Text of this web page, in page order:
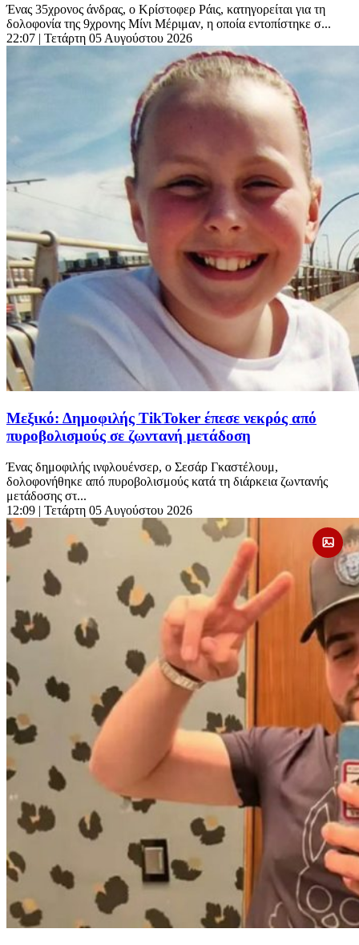
Ένας 35χρονος άνδρας, ο Κρίστοφερ Ράις, κατηγορείται για τη
δολοφονία της 9χρονης Μίνι Μέριμαν, η οποία εντοπίστηκε σ...
22:07 | Τετάρτη 05 Αυγούστου 2026
Μεξικό: Δημοφιλής TikToker έπεσε νεκρός από
πυροβολισμούς σε ζωντανή μετάδοση
Ένας δημοφιλής ινφλουένσερ, ο Σεσάρ Γκαστέλουμ,
δολοφονήθηκε από πυροβολισμούς κατά τη διάρκεια ζωντανής
μετάδοσης στ...
12:09 | Τετάρτη 05 Αυγούστου 2026